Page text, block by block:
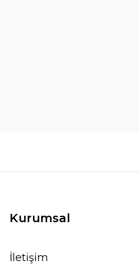
Kurumsal
İletişim